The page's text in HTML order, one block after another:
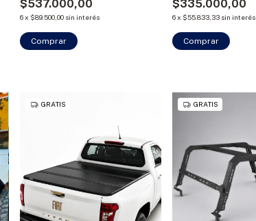
$537.000,00
6x $89.500,00 sin interés
Comprar
$335.000,00
6x $55.833,33 sin interés
Comprar
GRATIS GRATIS